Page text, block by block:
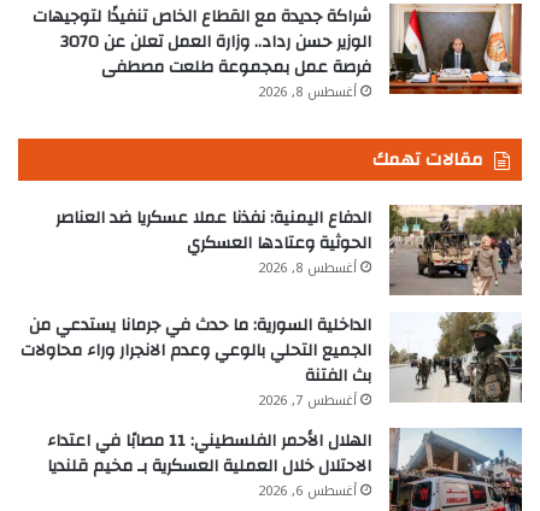
شراكة جديدة مع القطاع الخاص تنفيذًا لتوجيهات
الوزير حسن رداد.. وزارة العمل تعلن عن 3070
فرصة عمل بمجموعة طلعت مصطفى
أغسطس 8, 2026
مقالات تهمك
الدفاع اليمنية: نفذنا عملا عسكريا ضد العناصر
الحوثية وعتادها العسكري
أغسطس 8, 2026
الداخلية السورية: ما حدث في جرمانا يستدعي من
الجميع التحلي بالوعي وعدم الانجرار وراء محاولات
بث الفتنة
أغسطس 7, 2026
الهلال الأحمر الفلسطيني: 11 مصابًا في اعتداء
الاحتلال خلال العملية العسكرية بـ مخيم قلنديا
أغسطس 6, 2026